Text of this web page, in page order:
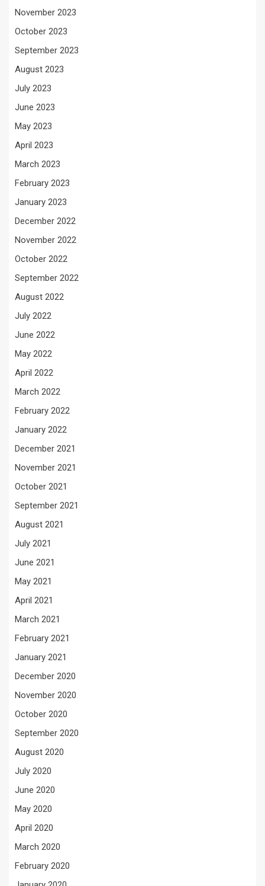
November 2023
October 2023
September 2023
August 2023
July 2023
June 2023
May 2023
April 2023
March 2023
February 2023
January 2023
December 2022
November 2022
October 2022
September 2022
August 2022
July 2022
June 2022
May 2022
April 2022
March 2022
February 2022
January 2022
December 2021
November 2021
October 2021
September 2021
August 2021
July 2021
June 2021
May 2021
April 2021
March 2021
February 2021
January 2021
December 2020
November 2020
October 2020
September 2020
August 2020
July 2020
June 2020
May 2020
April 2020
March 2020
February 2020